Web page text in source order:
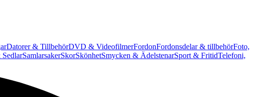
Datorer & TillbehörDVD & VideofilmerFordonFordonsdelar & tillbehörFoto,
SamlarsakerSkorSkönhetSmycken & ÄdelstenarSport & FritidTelefoni,